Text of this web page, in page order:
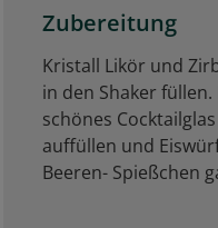
Zubereitung
Kristall Likör und
in den Shaker
schönes
auffüllen und
Beeren- Spießchen